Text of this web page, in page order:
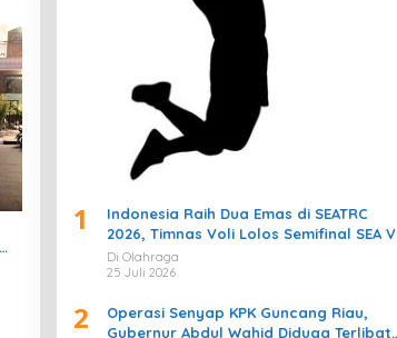
1
Indonesia Raih Dua Emas di SEATRC
2026, Timnas Voli Lolos Semifinal SEA V
Cup! Pekan Olahraga Nasional
Bergemuruh
Di Olahraga
25 Juli 2026
2
Operasi Senyap KPK Guncang Riau,
Gubernur Abdul Wahid Diduga Terlibat